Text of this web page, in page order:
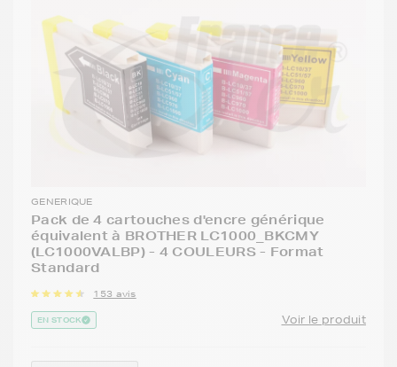
GENERIQUE
Pack de 4 cartouches d'encre générique
équivalent à BROTHER LC1000_BKCMY
(LC1000VALBP) - 4 COULEURS - Format
Standard
153 avis
EN STOCK Voir le produit